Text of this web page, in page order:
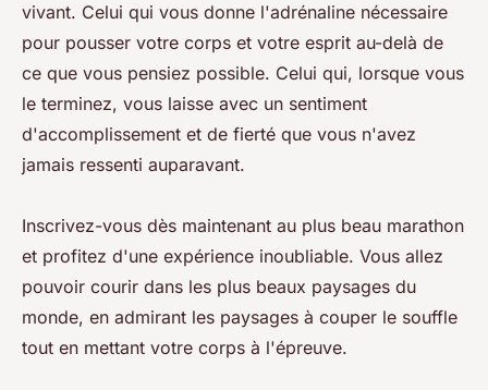
vivant. Celui qui vous donne l'adrénaline nécessaire
pour pousser votre corps et votre esprit au-delà de
ce que vous pensiez possible. Celui qui, lorsque vous
le terminez, vous laisse avec un sentiment
d'accomplissement et de fierté que vous n'avez
jamais ressenti auparavant.
Inscrivez-vous dès maintenant au plus beau marathon
et profitez d'une expérience inoubliable. Vous allez
pouvoir courir dans les plus beaux paysages du
monde, en admirant les paysages à couper le souffle
tout en mettant votre corps à l'épreuve.